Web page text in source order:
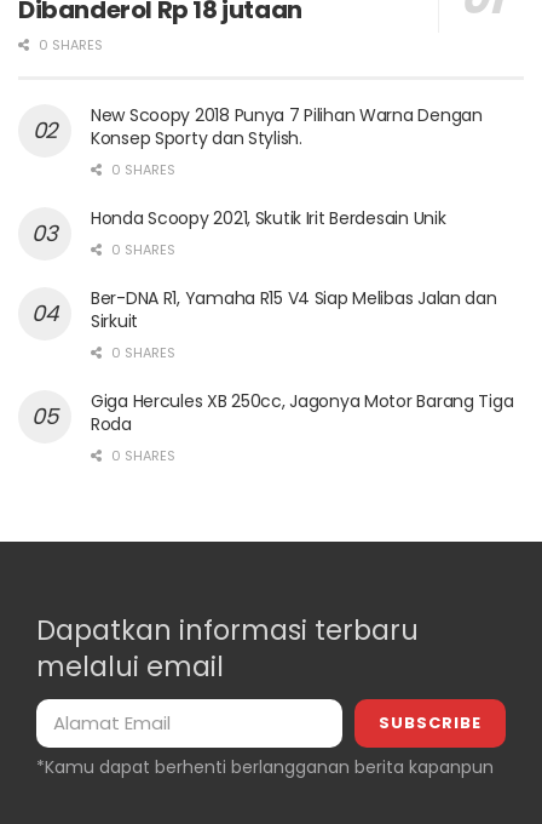
Dibanderol Rp 18 jutaan
0 SHARES
New Scoopy 2018 Punya 7 Pilihan Warna Dengan
Konsep Sporty dan Stylish.
0 SHARES
Honda Scoopy 2021, Skutik Irit Berdesain Unik
0 SHARES
Ber-DNA R1, Yamaha R15 V4 Siap Melibas Jalan dan
Sirkuit
0 SHARES
Giga Hercules XB 250cc, Jagonya Motor Barang Tiga
Roda
0 SHARES
Dapatkan informasi terbaru
melalui email
*Kamu dapat berhenti berlangganan berita kapanpun